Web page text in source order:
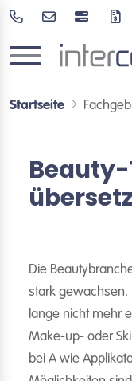
Startseite
Die
stark gewachsen.
lange nicht mehr
Make-up- oder
bei A wie